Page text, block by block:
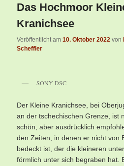
Das Hochmoor
Kranichsee
Veröffentlicht am10. Oktober 2022 von
Scheffler
SONY DSC
Der Kleine Kranichsee, bei
an der tschechischen Grenze, ist
schön, aber ausdrücklich
den Zeiten, in denen er nicht von
bedeckt ist, der die kleineren
förmlich unter sich begraben hat.